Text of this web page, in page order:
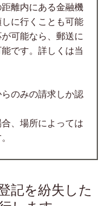
離内にある金融機
に行くことも可能
可能なら、郵送に
です。詳しくは当
のみの請求しか認
、場所によっては
記を紛失した